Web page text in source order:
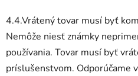
4.4.Vrátený tovar musí byť
Nemôže niesť známky
používania. Tovar musí byť
príslušenstvom. Odporúčame